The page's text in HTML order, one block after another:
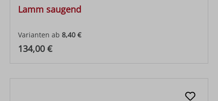
Lamm saugend
Varianten ab 8,40 €
Regulärer Preis:
134,00 €